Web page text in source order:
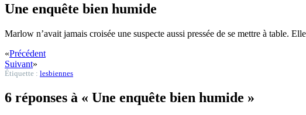
Une enquête bien humide
Marlow n’avait jamais croisée une suspecte aussi pressée de se mettre à table.
«Précédent
Suivant»
Étiquette : lesbiennes
6 réponses à « Une enquête bien humide »